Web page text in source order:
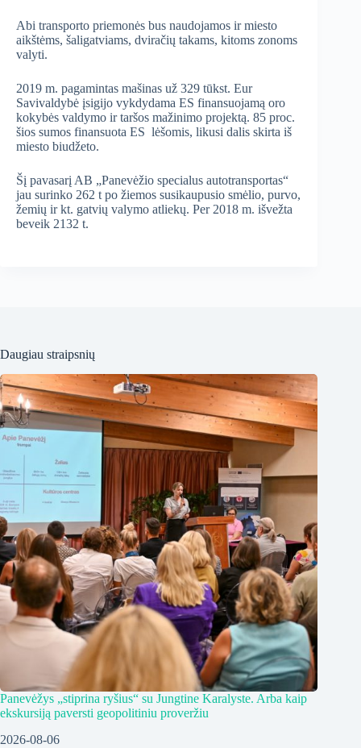
Abi transporto priemonės bus naudojamos ir miesto
aikštėms, šaligatviams, dviračių takams, kitoms zonoms
valyti.
2019 m. pagamintas mašinas už 329 tūkst. Eur
Savivaldybė įsigijo vykdydama ES finansuojamą oro
kokybės valdymo ir taršos mažinimo projektą. 85 proc.
šios sumos finansuota ES lėšomis, likusi dalis skirta iš
miesto biudžeto.
Šį pavasarį AB „Panevėžio specialus autotransportas“
jau surinko 262 t po žiemos susikaupusio smėlio, purvo,
žemių ir kt. gatvių valymo atliekų. Per 2018 m. išvežta
beveik 2132 t.
Daugiau straipsnių
Panevėžys „stiprina ryšius“ su Jungtine Karalyste. Arba kaip
ekskursiją paversti geopolitiniu proveržiu
2026-08-06